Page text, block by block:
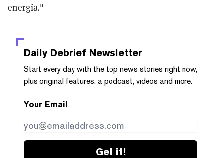
energía."
Daily Debrief Newsletter
Start every day with the top news stories right now,
plus original features, a podcast, videos and more.
Your Email
Get it!